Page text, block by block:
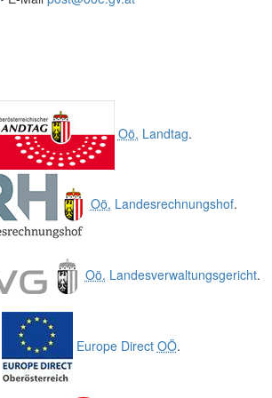
Oö. Landtag.
Oö. Landesrechnungshof.
Oö. Landesverwaltungsgericht.
Europe Direct OÖ.